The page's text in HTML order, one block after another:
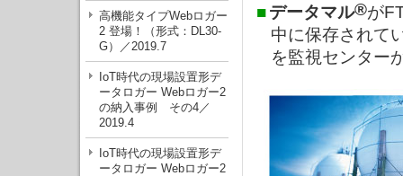
高機能タイプWebロガー
2 登場！（形式：DL30-
G）／2019.7
IoT時代の現場設置形デ
ータロガー Webロガー2
の納入事例 その4／
2019.4
IoT時代の現場設置形デ
ータロガー Webロガー2
■データマル®が
中に保存されて
を監視センター